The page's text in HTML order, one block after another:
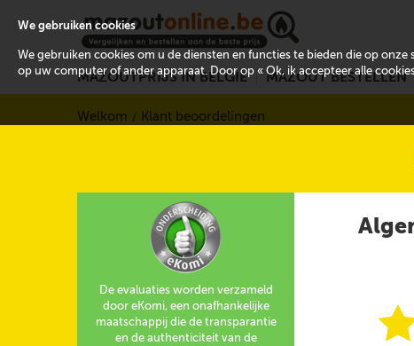
MAZOUTPRIJS IN BELGIË MAZOUT BESTELLEN
Welkom Klant beoordelingen
De evaluaties worden verzameld
door eKomi, een onafhankelijke
maatschappij die de transparantie
en de authenticiteit van de
We gebruiken cookies
We gebruiken cookies om u de diensten en functies te bieden die op
op uw computer of ander apparaat. Door op « Ok, ik accepteer alle